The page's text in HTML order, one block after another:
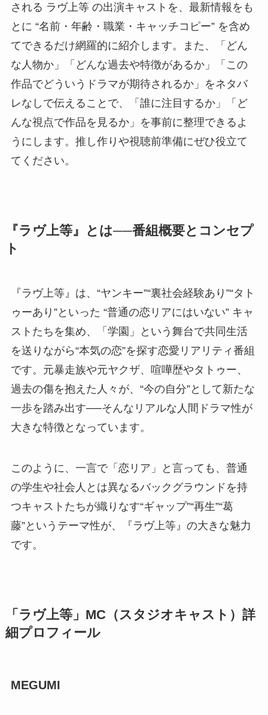
される ラヴ上等 の出演キャストを、最新情報をも
とに “名前・年齢・職業・キャッチコピー” を含め
てできるだけ網羅的に紹介します。また、「どん
な人物か」「どんな過去や特徴があるか」「この
作品でどういうドラマが期待されるか」をネタバ
レなしで伝えることで、「誰に注目するか」「ど
んな視点で作品を見るか」を事前に整理できるよ
うにします。推し作りや視聴前準備にぜひ役立て
てください。
『ラヴ上等』とは──番組概要とコンセプ
ト
『ラヴ上等』は、“ヤンキー”“裏社会経験あり”“タト
ゥーあり”といった “普通の恋リアにはいない” キャ
ストたちを集め、「学園」という舞台で共同生活
を送りながら“本気の恋”を探す恋愛リアリティ番組
です。元暴走族や元ヤクザ、喧嘩歴やタトゥー、
過去の傷を抱えた人々が、“今の自分”として新たな
一歩を踏み出す──そんなリアルな人間ドラマ性が
大きな特徴となっています。
このように、一言で「恋リア」と言っても、普通
の学生や社会人とは異なるバックグラウンドを持
つキャストたちが織りなす“ギャップ”“再生”“葛
藤”というテーマ性が、『ラヴ上等』の大きな魅力
です。
「ラヴ上等」MC（スタジオキャスト）詳
細プロフィール
MEGUMI